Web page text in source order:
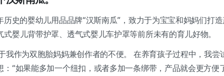
历史的婴幼儿用品品牌“汉斯南瓜”，致力于为宝宝和妈妈们打
婴儿背带护罩、透气式婴儿车护罩等前所未有的育儿好物。
我作为双胞胎妈妈兼创作者的不便。 在养育孩子过程中，我尝
：“如果能多加一个纽扣，或者多加一条绑带，产品就会更方便